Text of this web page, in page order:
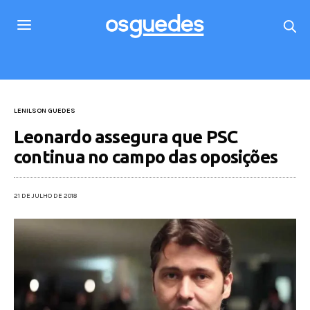
LENILSON GUEDES
Leonardo assegura que PSC
continua no campo das oposições
21 DE JULHO DE 2018